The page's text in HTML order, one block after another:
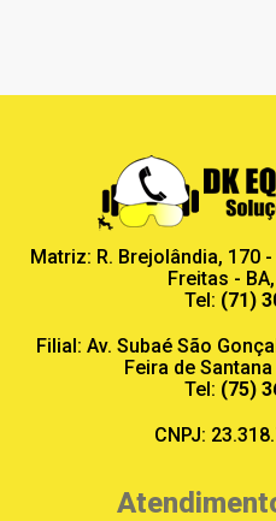
Matriz: R. Brejolândia, 170
Freitas -
Tel: (71)
Filial: Av. Subaé São
Feira de
Tel: (75)
CNPJ: